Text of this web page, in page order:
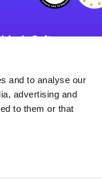
and to analyse our
advertising and
to them or that
Software
Niederlassungen